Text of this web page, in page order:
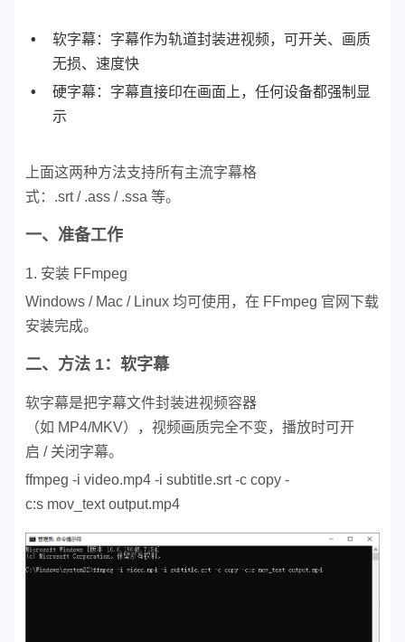
软字幕：字幕作为轨道封装进视频，可开关、画质
无损、速度快
硬字幕：字幕直接印在画面上，任何设备都强制显
示
上面这两种方法支持所有主流字幕格
式：.srt / .ass / .ssa 等。
一、准备工作
1. 安装 FFmpeg
Windows / Mac / Linux 均可使用，在 FFmpeg 官网下载
安装完成。
二、方法 1：软字幕
软字幕是把字幕文件封装进视频容器
（如 MP4/MKV），视频画质完全不变，播放时可开
启 / 关闭字幕。
ffmpeg -i video.mp4 -i subtitle.srt -c copy -
c:s mov_text output.mp4